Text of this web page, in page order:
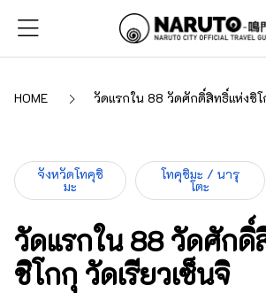
HOME วัดแรกใน 88 วัดศักดิ์สิทธิ์แห่งชิโ
จังหวัดโทคุชิ
มะ
โทคุชิมะ / นารุ
โตะ
วัดแรกใน 88 วัดศักดิ์
ชิโกกุ วัดเรียวเซ็นจิ